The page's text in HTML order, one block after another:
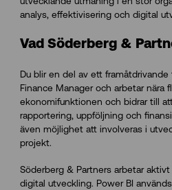
analys, effektivisering och digital
Vad Söderberg &
Du blir en del av ett framåtdrivande
Finance Manager och arbetar nära
ekonomifunktionen och bidrar till
rapportering, uppföljning och
även möjlighet att involveras i
projekt.
Söderberg & Partners arbetar
digital utveckling. Power BI